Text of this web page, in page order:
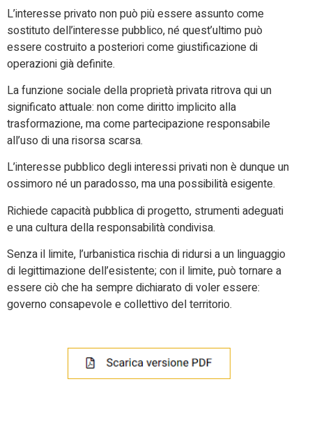
L’interesse privato non può più essere assunto come
sostituto dell’interesse pubblico, né quest’ultimo può
essere costruito a posteriori come giustificazione di
operazioni già definite.
La funzione sociale della proprietà privata ritrova qui un
significato attuale: non come diritto implicito alla
trasformazione, ma come partecipazione responsabile
all’uso di una risorsa scarsa.
L’interesse pubblico degli interessi privati non è dunque un
ossimoro né un paradosso, ma una possibilità esigente.
Richiede capacità pubblica di progetto, strumenti adeguati
e una cultura della responsabilità condivisa.
Senza il limite, l’urbanistica rischia di ridursi a un linguaggio
di legittimazione dell’esistente; con il limite, può tornare a
essere ciò che ha sempre dichiarato di voler essere:
governo consapevole e collettivo del territorio.